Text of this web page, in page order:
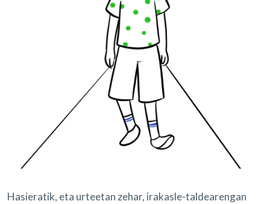
Hasieratik, eta urteetan zehar, irakasle-taldearengan